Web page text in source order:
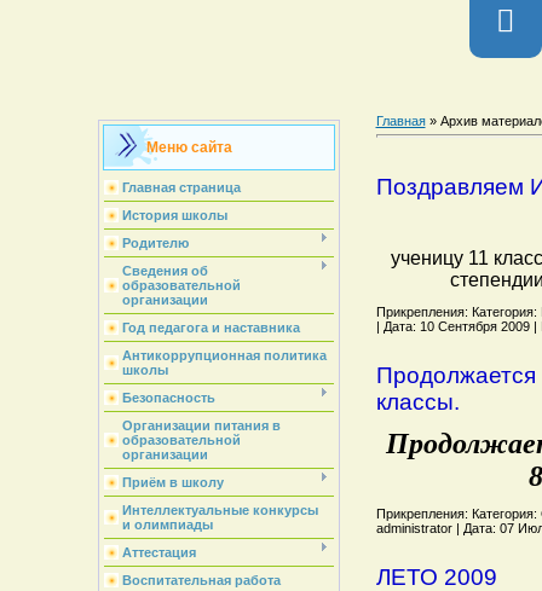
Меню сайта
Главная страница
История школы
Родителю
Сведения об
образовательной
организации
Год педагога и наставника
Антикоррупционная политика
школы
Безопасность
Организации питания в
образовательной
организации
Приём в школу
Интеллектуальные конкурсы
и олимпиады
Аттестация
Воспитательная работа
Главная» Архив
Поздравляем
ученицу 11
Прикрепления:
| Дата: 10 Сентября 2009
классы.
Прикрепления:
administrator | Дата: 07
ЛЕТО 2009